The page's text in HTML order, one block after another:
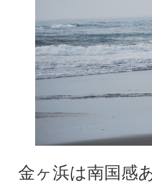
金ヶ浜は南国感